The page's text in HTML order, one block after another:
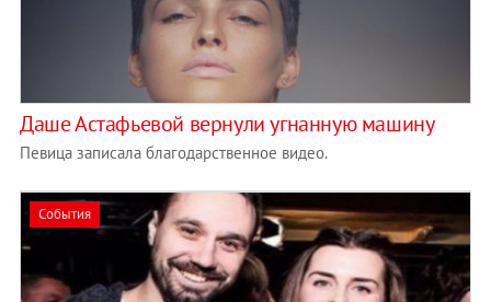
Даше Астафьевой вернули угнанную машину
Певица записала благодарственное видео.
События